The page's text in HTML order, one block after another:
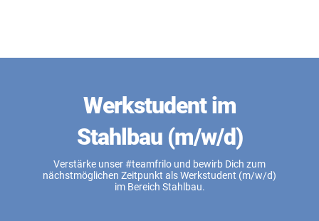
Werkstudent im
Stahlbau (m/w/d)
Verstärke unser #teamfrilo und bewirb Dich zum
nächstmöglichen Zeitpunkt als Werkstudent (m/w/d)
im Bereich Stahlbau.